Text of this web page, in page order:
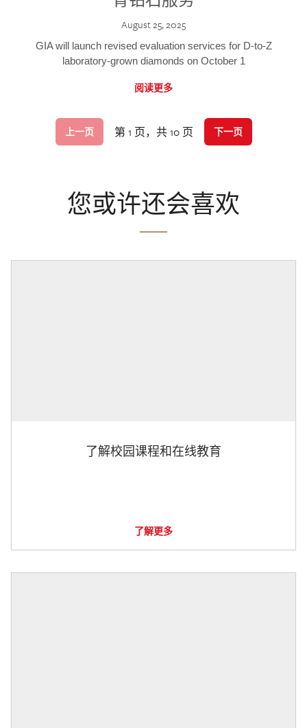
August 25, 2025
GIA will launch revised evaluation services for D-to-Z
laboratory-grown diamonds on October 1
阅读更多
上一页 第 1 页，共 10 页 下一页
您或许还会喜欢
了解校园课程和在线教育
了解更多